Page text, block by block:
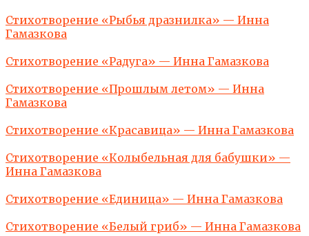
Стихотворение «Рыбья дразнилка» — Инна
Гамазкова
Стихотворение «Радуга» — Инна Гамазкова
Стихотворение «Прошлым летом» — Инна
Гамазкова
Стихотворение «Красавица» — Инна Гамазкова
Стихотворение «Колыбельная для бабушки» —
Инна Гамазкова
Стихотворение «Единица» — Инна Гамазкова
Стихотворение «Белый гриб» — Инна Гамазкова